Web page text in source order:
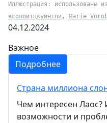
Иллюстрация: использованы
ксолоитцкуинтли , Marie
04.12.2024
Важное
Подробнее
Страна миллиона
Чем интересен Лаос?
возможности и